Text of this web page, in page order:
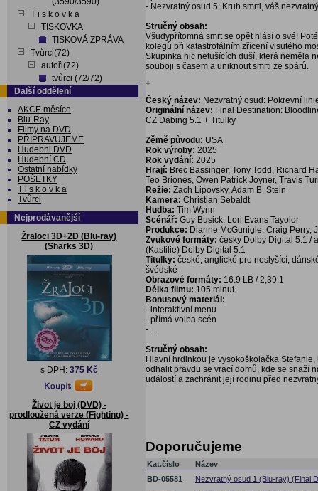
T i s k o v k a
TISKOVKA
TISKOVÁ ZPRÁVA
Tvůrci(72)
autoři(72)
tvůrci (72/72)
Další oddělení
AKCE měsíce
Blu-Ray
Filmy na DVD
PŘIPRAVUJEME
Hudebni DVD
Hudební CD
Ostatní nabídky
POŠETKY
T i s k o v k a
Tvůrci
Nejprodávanější
Žraloci 3D+2D (Blu-ray)
(Sharks 3D)
s DPH: 375 Kč
Život je boj (DVD) -
prodloužená verze (Fighting) -
CZ vydání
- Nezvratný osud 5: Kruh smrti, váš
Stručný obsah:
Všudypřítomná smrt se opět hlásí o své!
kolegů při katastrofálním zřícení visutého
Skupinka nic netušících duší, která neměla
souboji s časem a uniknout smrti ze spárů.
+
Český název: Nezvratný osud: Pokrevní
Originální název: Final Destination:
CZ Dabing 5.1 + Titulky
Zěmě původu: USA
Rok výroby: 2025
Rok vydání: 2025
Hrají: Brec Bassinger, Tony Todd, Richard
Teo Briones, Owen Patrick Joyner, Travis
Režie: Zach Lipovsky, Adam B. Stein
Kamera: Christian Sebaldt
Hudba: Tim Wynn
Scénář: Guy Busick, Lori Evans Tayolor
Produkce: Dianne McGunigle, Craig Perry,
Zvukové formáty: česky Dolby Digital 5.1 /
(Kastilie) Dolby Digital 5.1
Titulky: české, anglické pro neslyšící,
švédské
Obrazové formáty: 16:9 LB / 2,39:1
Délka filmu: 105 minut
Bonusový materiál:
- interaktivní menu
- přímá volba scén
- ...
Stručný obsah:
Hlavní hrdinkou je vysokoškolačka
odhalit pravdu se vrací domů, kde se snaží
událostí a zachránit její rodinu před
Doporučujeme
Kat.číslo
Název
BD-05581
Nezvratný osud 1 (Blu-ray) (Final